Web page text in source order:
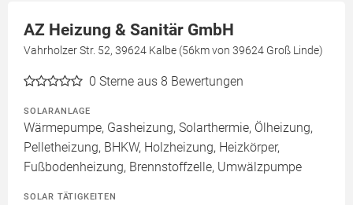
AZ Heizung & Sanitär GmbH
Vahrholzer Str. 52, 39624 Kalbe (56km von 39624 Groß Linde)
0 Sterne aus 8 Bewertungen
SOLARANLAGE
Wärmepumpe, Gasheizung, Solarthermie, Ölheizung,
Pelletheizung, BHKW, Holzheizung, Heizkörper,
Fußbodenheizung, Brennstoffzelle, Umwälzpumpe
SOLAR TÄTIGKEITEN